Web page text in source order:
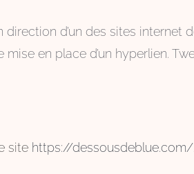
d’un des sites internet
en place d’un hyperlien.
site https://dessousdeblue.com/